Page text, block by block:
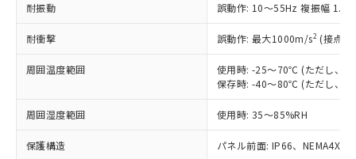
耐振動 誤動作: 10～55Hz 複振幅
耐衝撃 誤動作: 最大1000m/s2 (接点
周囲温度範囲
使用時: -25～70℃ (ただし、氷
保存時: -40～80℃ (ただし、氷
周囲湿度範囲 使用時: 35～85%RH
保護構造 パネル前面: IP66、NEMA4X,
本サービスの対象外となる商品もある
ことをご了承ください。
在庫状況および標準価格照会結果は、
記載している更新日時点での社内デー
タに基づき作成されるものであり、閲
覧された時点での実際の在庫および標
準価格とは異なる場合があることをご
害物質有無と関係のない商品です。
仕入先様の事情により、非含有部品として
いたものが、含有品と判明した場合などや
ミウム(Cd) 100ppm以下、
六価クロム(Cr(Ⅵ)) 1000ppm以下、ポリ臭化ビフェニル
類(PBB) 1000ppm以下、ポリ臭化ジフェニルエーテル類
(PBDE) 1000ppm以下、フタル酸ビス(2-エチルヘキシ
基準値以下であることを示します。
「×」：最大均質材料含有率が中国RoHSの
基準値を超えていることを示します。
「－」：未確認です。当社販売部門へお問
い合わせください。
Pb(鉛) :1000ppm、 Hg(水銀) : 1000ppm、 Cd(カドミウ
Cr(Ⅵ)(六価クロム) : 1000ppm、 PBBs(ポリ臭化ビフェ
当社は、これら貴社製品のうち、外国
為替および外国貿易法に定める商品
（以下｢規制貨物等」という）を輸出
または国外への提供する場合は、日本
国政府の輸出許可(または役務取引許
可)を取得するなどの必要な手続きを
号